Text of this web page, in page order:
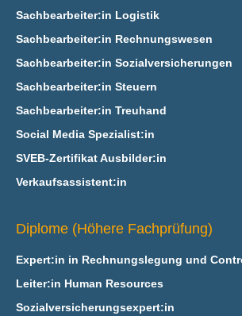
Sachbearbeiter:in Logistik
Sachbearbeiter:in Rechnungswesen
Sachbearbeiter:in Sozialversicherungen
Sachbearbeiter:in Steuern
Sachbearbeiter:in Treuhand
Social Media Spezialist:in
SVEB-Zertifikat Ausbilder:in
Verkaufsassistent:in
Diplome (Höhere Fachprüfung)
Expert:in in Rechnungslegung und
Leiter:in Human Resources
Sozialversicherungsexpert:in